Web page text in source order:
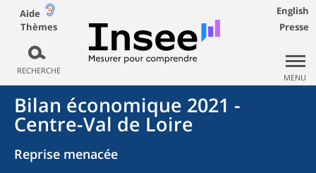
Aide
Thèmes
RECHERCHE
English
Presse
MENU
Bilan économique 2021 -
Centre-Val de Loire
Reprise menacée